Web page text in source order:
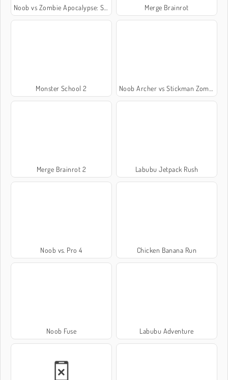
Noob vs Zombie Apocalypse: Shooting Pro Merge Brainrot
Monster School 2 Noob Archer vs Stickman Zombie Shooter
Merge Brainrot 2 Labubu Jetpack Rush
Noob vs. Pro 4 Chicken Banana Run
Noob Fuse Labubu Adventure